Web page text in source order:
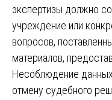
экспертизы должно
учреждение или
вопросов,
материалов,
Несоблюдение
отмену судебного